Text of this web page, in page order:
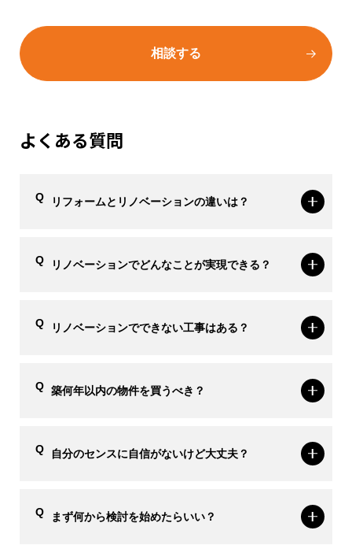
相談する
よくある質問
リフォームとリノベーションの違いは？
リノベーションでどんなことが実現できる？
リノベーションでできない工事はある？
築何年以内の物件を買うべき？
自分のセンスに自信がないけど大丈夫？
まず何から検討を始めたらいい？